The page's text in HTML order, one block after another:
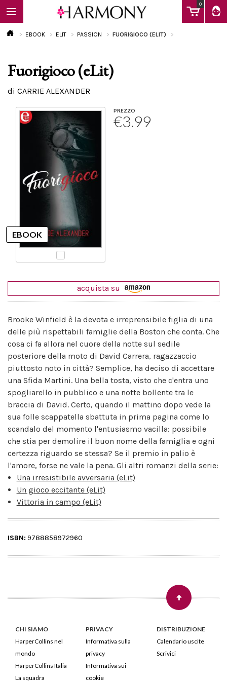
0
EBOOK
EBOOK ELIT PASSION FUORIGIOCO (ELIT)
Fuorigioco (eLit)
di CARRIE ALEXANDER
PREZZO
€3.99
acquista su
Brooke Winfield è la devota e irreprensibile figlia di una
delle più rispettabili famiglie della Boston che conta. Che
cosa ci fa allora nel cuore della notte sul sedile
posteriore della moto di David Carrera, ragazzaccio
piuttosto noto in città? Semplice, ha deciso di accettare
una Sfida Martini. Una bella tosta, visto che c'entra uno
spogliarello in pubblico e una notte bollente tra le
braccia di David. Certo, quando il mattino dopo vede la
sua folle scappatella sbattuta in prima pagina come lo
scandalo del momento l'entusiasmo vacilla: possibile
che stia per demolire il buon nome della famiglia e ogni
certezza riguardo se stessa? Se il premio in palio è
l'amore, forse ne vale la pena. Gli altri romanzi della serie:
Una irresistibile avversaria (eLit)
Un gioco eccitante (eLit)
Vittoria in campo (eLit)
ISBN: 9788858972960
CHI SIAMO
HarperCollins nel
mondo
HarperCollins Italia
La squadra
PRIVACY
Informativa sulla
privacy
Informativa sui
cookie
DISTRIBUZIONE
Calendario uscite
Scrivici